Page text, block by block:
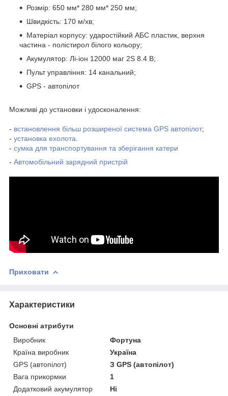
Розмір: 650 мм* 280 мм* 250 мм;
Швидкість: 170 м/хв;
Матеріал корпусу: ударостійкий АБС пластик, верхня
частина - полістирол білого кольору;
Акумулятор: Лі-іон 12000 маг 2S 8.4 В;
Пульт управління: 14 канальний;
GPS - автопілот
Можливі до установки і удосконалення:
- встановлення більш розширеної система GPS автопілот;
- установка ехолота
- сумка для транспортування та зберігання катери
- Автомобільний зарядний пристрій
Приховати
Характеристики
Основні атрибути
Виробник
Фортуна
Країна виробник
Україна
GPS (автопілот)
З GPS (автопілот)
Вага прикормки
1
Додатковий акумулятор
Ні